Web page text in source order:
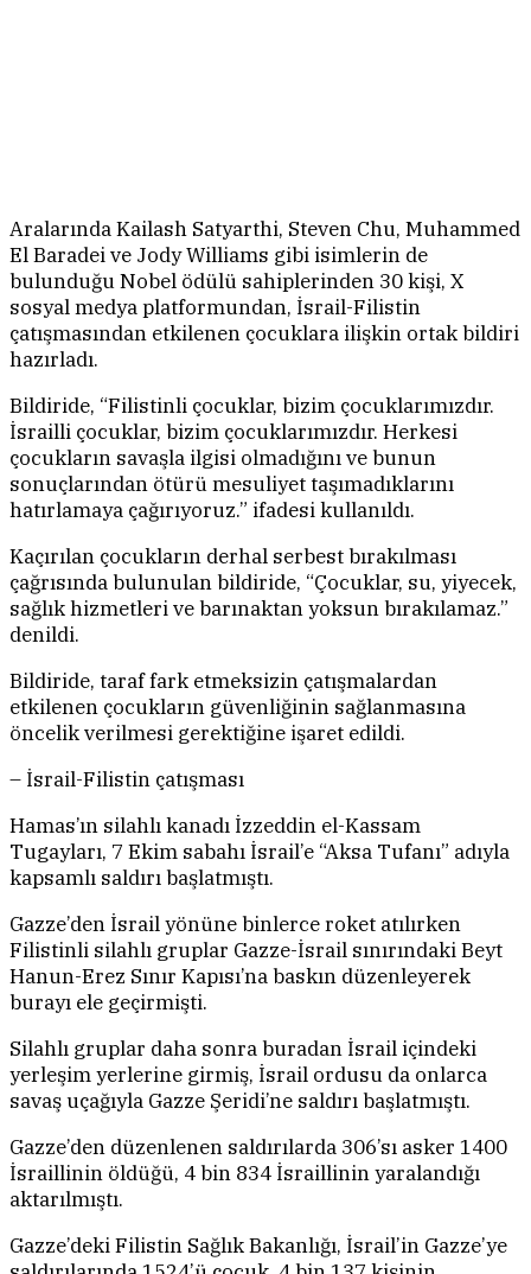
Aralarında Kailash Satyarthi, Steven Chu, Muhammed
El Baradei ve Jody Williams gibi isimlerin de
bulunduğu Nobel ödülü sahiplerinden 30 kişi, X
sosyal medya platformundan, İsrail-Filistin
çatışmasından etkilenen çocuklara ilişkin ortak bildiri
hazırladı.
Bildiride, “Filistinli çocuklar, bizim çocuklarımızdır.
İsrailli çocuklar, bizim çocuklarımızdır. Herkesi
çocukların savaşla ilgisi olmadığını ve bunun
sonuçlarından ötürü mesuliyet taşımadıklarını
hatırlamaya çağırıyoruz.” ifadesi kullanıldı.
Kaçırılan çocukların derhal serbest bırakılması
çağrısında bulunulan bildiride, “Çocuklar, su, yiyecek,
sağlık hizmetleri ve barınaktan yoksun bırakılamaz.”
denildi.
Bildiride, taraf fark etmeksizin çatışmalardan
etkilenen çocukların güvenliğinin sağlanmasına
öncelik verilmesi gerektiğine işaret edildi.
– İsrail-Filistin çatışması
Hamas’ın silahlı kanadı İzzeddin el-Kassam
Tugayları, 7 Ekim sabahı İsrail’e “Aksa Tufanı” adıyla
kapsamlı saldırı başlatmıştı.
Gazze’den İsrail yönüne binlerce roket atılırken
Filistinli silahlı gruplar Gazze-İsrail sınırındaki Beyt
Hanun-Erez Sınır Kapısı’na baskın düzenleyerek
burayı ele geçirmişti.
Silahlı gruplar daha sonra buradan İsrail içindeki
yerleşim yerlerine girmiş, İsrail ordusu da onlarca
savaş uçağıyla Gazze Şeridi’ne saldırı başlatmıştı.
Gazze’den düzenlenen saldırılarda 306’sı asker 1400
İsraillinin öldüğü, 4 bin 834 İsraillinin yaralandığı
aktarılmıştı.
Gazze’deki Filistin Sağlık Bakanlığı, İsrail’in Gazze’ye